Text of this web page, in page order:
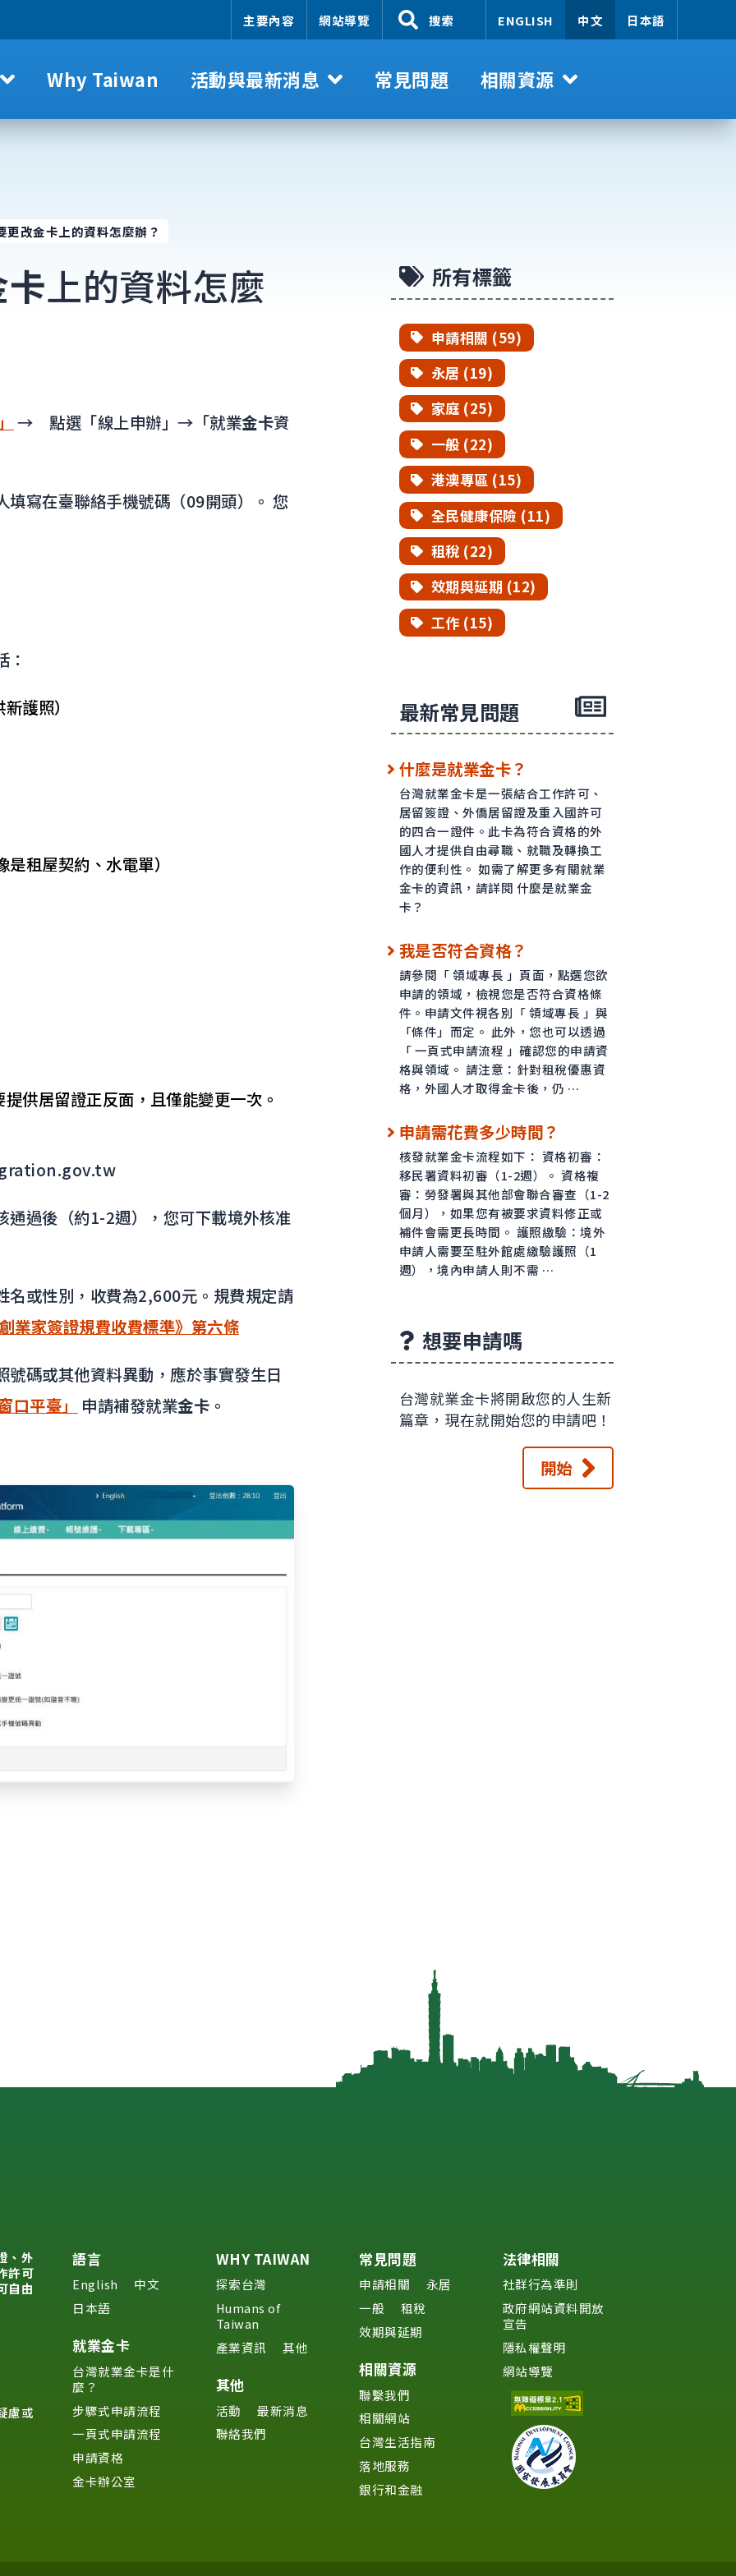
主要內容 網站導覽 搜索 ENGLISH 中文 日本語
Why Taiwan 活動與最新消息 常見問題 相關資源
更改金卡上的資料怎麼辦？
上的資料怎麼
→ 點選「線上申辦」→「就業金卡資
寫在臺聯絡手機號碼（09開頭）。 您
護照）
租屋契約、水電單）
供居留證正反面，且僅能變更一次。
通過後（約1-2週），您可下載境外核准
名或性別，收費為2,600元。規費規定請
業家簽證規費收費標準》第六條
號碼或其他資料異動，應於事實發生日
口平臺」
申請補發就業金卡 。
所有標籤
申請相關 (59)
永居 (19)
家庭 (25)
一般 (22)
港澳專區 (15)
全民健康保險 (11)
租稅 (22)
效期與延期 (12)
工作 (15)
最新常見問題
什麼是就業金卡？
台灣就業金卡是一張結合工作許可、
居留簽證、外僑居留證及重入國許可
的四合一證件。此卡為符合資格的外
國人才提供自由尋職、就職及轉換工
作的便利性。 如需了解更多有關就業
金卡的資訊，請詳閱 什麼是就業金
卡？
我是否符合資格？
請參閱「 領域專長 」頁面，點選您欲
申請的領域，檢視您是否符合資格條
件。申請文件視各別「 領域專長 」與
「條件」而定。 此外，您也可以透過
「 一頁式申請流程 」確認您的申請資
格與領域。 請注意：針對租稅優惠資
格，外國人才取得金卡後，仍 …
申請需花費多少時間？
核發就業金卡流程如下： 資格初審：
移民署資料初審（1-2週）。 資格複
審：勞發署與其他部會聯合審查（1-2
個月），如果您有被要求資料修正或
補件會需更長時間。 護照繳驗：境外
申請人需要至駐外館處繳驗護照（1
週），境內申請人則不需 …
想要申請嗎
台灣就業金卡將開啟您的人生新
篇章，現在就開始您的申請吧！
開始
、外
許可
自由
慮或
語言
English
中文
日本語
就業金卡
台灣就業金卡是什
麼？
步驟式申請流程
一頁式申請流程
申請資格
金卡辦公室
WHY TAIWAN
探索台灣
Humans of
Taiwan
產業資訊
其他
其他
活動
最新消息
聯絡我們
常見問題
申請相關
永居
一般
租稅
效期與延期
相關資源
聯繫我們
相關網站
台灣生活指南
落地服務
銀行和金融
法律相關
社群行為準則
政府網站資料開放
宣告
隱私權聲明
網站導覽